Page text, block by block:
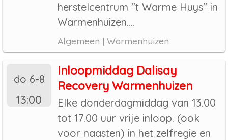
herstelcentrum "t Warme Huys" in
Warmenhuizen....
Algemeen | Warmenhuizen
do 6-8
13:00
Inloopmiddag Dalisay
Recovery Warmenhuizen
Elke donderdagmiddag van 13.00
tot 17.00 uur vrije inloop. (ook
voor naasten) in het zelfregie en